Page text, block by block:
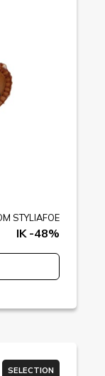
STYLIAFOE
IK -48%
SELECTION